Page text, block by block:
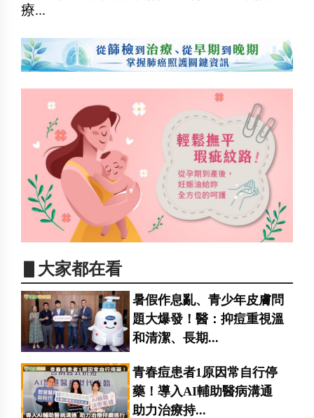
療...
▋大家都在看
暑假作息亂、青少年皮膚問
題大爆發！醫：抑痘重視溫
和清潔、長期...
青春痘患者1原因常自行停
藥！導入AI輔助醫病溝通
助力治療持...